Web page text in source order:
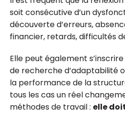
soit consécutive d’un
découverte d’erreurs,
financier, retards, difficultés
Elle peut également
de recherche d’adaptabilité
la performance de la
tous les cas un réel
méthodes de travail : elle